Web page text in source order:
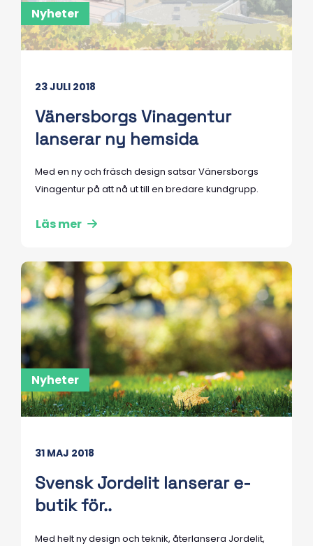
Nyheter
23 JULI 2018
Vänersborgs Vinagentur
lanserar ny hemsida
Med en ny och fräsch design satsar Vänersborgs
Vinagentur på att nå ut till en bredare kundgrupp.
Läs mer
Nyheter
31 MAJ 2018
Svensk Jordelit lanserar e-
butik för..
Med helt ny design och teknik, återlansera Jordelit,